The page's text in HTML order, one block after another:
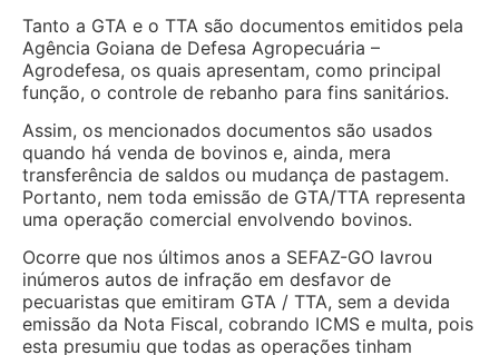
Tanto a GTA e o TTA são documentos emitidos pela
Agência Goiana de Defesa Agropecuária –
Agrodefesa, os quais apresentam, como principal
função, o controle de rebanho para fins sanitários.
Assim, os mencionados documentos são usados
quando há venda de bovinos e, ainda, mera
transferência de saldos ou mudança de pastagem.
Portanto, nem toda emissão de GTA/TTA representa
uma operação comercial envolvendo bovinos.
Ocorre que nos últimos anos a SEFAZ-GO lavrou
inúmeros autos de infração em desfavor de
pecuaristas que emitiram GTA / TTA, sem a devida
emissão da Nota Fiscal, cobrando ICMS e multa, pois
esta presumiu que todas as operações tinham